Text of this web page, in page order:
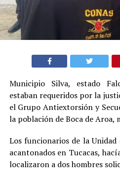
Municipio Silva, estado
estaban requeridos por la
el Grupo Antiextorsión y
la población de Boca de Aroa,
Los funcionarios de la
acantonados en Tucacas,
localizaron a dos hombres